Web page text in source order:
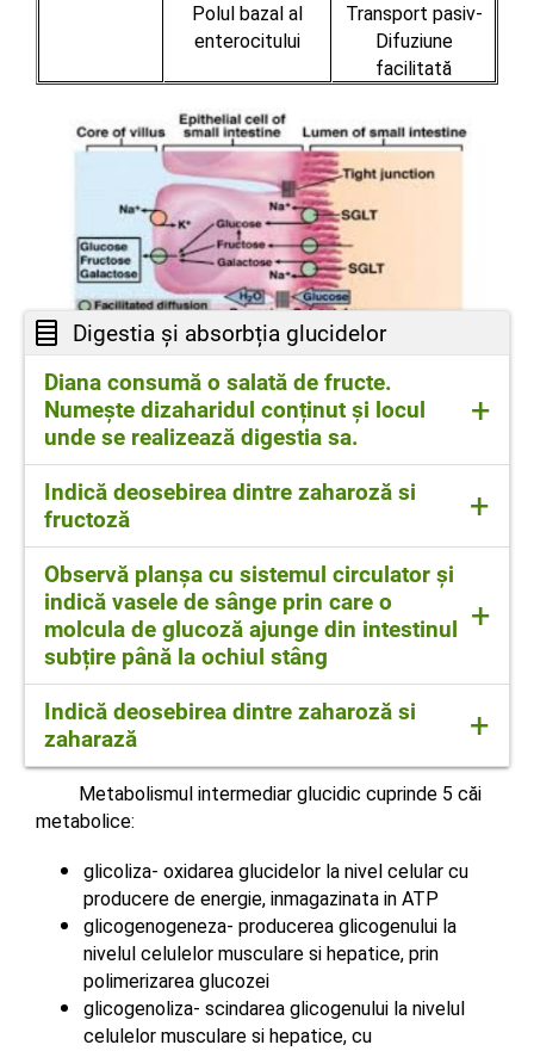
Polul bazal al
enterocitului
Transport pasiv-
Difuziune
facilitată
Digestia și absorbția glucidelor
Diana consumă o salată de fructe.
Numește dizaharidul conținut și locul
unde se realizează digestia sa.
+
Dizaharidul zaharoză este digerat de
zaharaza intestinala, care actionează în
intestinul subțire
Indică deosebirea dintre zaharoză si
fructoză
+
Zaharoza este un dizaharid ( glucoză ți
fructoză), iar fructoza este un monozaharid
Observă planșa cu sistemul circulator și
indică vasele de sânge prin care o
molcula de glucoză ajunge din intestinul
subțire până la ochiul stâng
+
Intestin subțire---vena portă--ficat--vene
hepatice--vena cavă inferioară--atriu drept---
ventricul drept--artera pulmonară--capilare
pulmonare--vene pulmonare--atriu stâng--
ventricul stâng--artera aorta---artera carotida
stanga--ochi stang
Indică deosebirea dintre zaharoză si
zaharază
+
Zaharoza este un glucid, un dizaharid de
origine vegetală. iar zaharaza este o enzimă
glucoză și fructoză
Metabolismul intermediar glucidic cuprinde 5 căi
metabolice:
glicoliza- oxidarea glucidelor la nivel celular cu
producere de energie, inmagazinata in ATP
glicogenogeneza- producerea glicogenului la
nivelul celulelor musculare si hepatice, prin
polimerizarea glucozei
glicogenoliza- scindarea glicogenului la nivelul
celulelor musculare si hepatice, cu